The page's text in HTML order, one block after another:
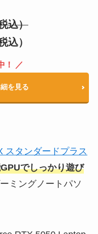
込）
込）
！ ／
を見る
スタンダードプラス
でしっかり遊び
ミングノートパソ